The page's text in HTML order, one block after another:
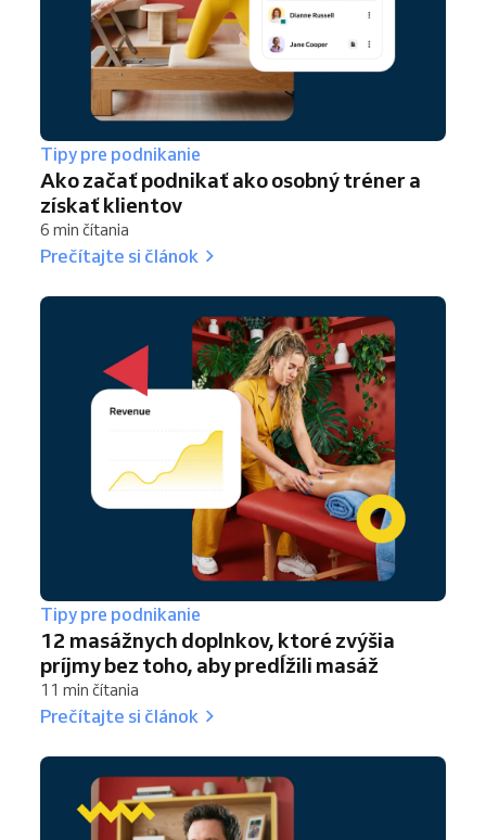
Tipy pre podnikanie
Ako začať podnikať ako osobný tréner a
získať klientov
6 min čítania
Prečítajte si článok
Tipy pre podnikanie
12 masážnych doplnkov, ktoré zvýšia
príjmy bez toho, aby predĺžili masáž
11 min čítania
Prečítajte si článok